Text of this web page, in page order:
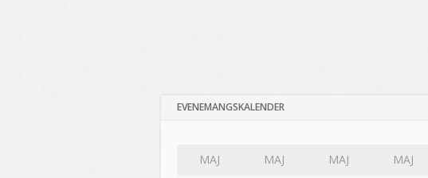
EVENEMANGSKALENDER
MAJ MAJ MAJ MAJ